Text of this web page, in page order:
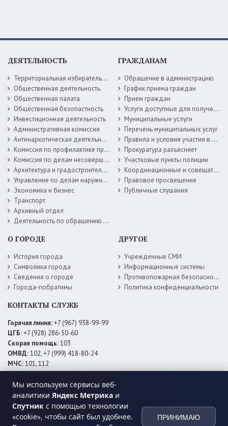
Мы используем сервисы веб-
аналитики Яндекс Метрика и
Спутник с помощью технологии
«cookie», чтобы сайт был удобнее.
ПРИНИМАЮ
ДЕЯТЕЛЬНОСТЬ
Территориальная избирательная комиссия
Общественная деятельность
Общественная палата
Общественная безопастность
Инвестиционная деятельность
Административная комиссия
Антинаркотическая деятельность
Комиссия по профилактике правонарушений
Комиссия по делам несовершеннолетних
Архитектура и градостроительство
Управление по делам наружной рекламы
Экономика и бизнес
Транспорт
Архивный отдел
Деятельность по обращению с животными без владельцев
ГРАЖДАНАМ
Обращение в администрацию
График приема граждан
Прием граждан
Услуги доступные для получения в электронной форме
Муниципальные услуги
Перечень муниципальных услуг
Правила и условия участия в жилищных программах
Прокуратура разъясняет
Участковые пункты полиции
Координационные и совещательные органы
Правовое просвещение
Публичные слушания
О ГОРОДЕ
История города
Символика города
Сведения о городе
Города-побратимы
ДРУГОЕ
Учрежденные СМИ
Информационные системы
Противопожарная безопасность
Политика конфиденциальности
КОНТАКТЫ СЛУЖБ
Горячая линия:+7 (967) 938-99-99
ЦГБ:+7 (928) 286-50-60
Скорая помощь:103
ОМВД:102, +7 (999) 418-80-24
МЧС:101, 112
ЕДДС:+7 (928) 576-09-83
Электросети:+7 (800) 220-02-20
Даггаз:+7 (928) 980-64-04
Горводоснаб: +7 (928) 559-59-74
Теплоснаб: +7 (928) 873-27-09